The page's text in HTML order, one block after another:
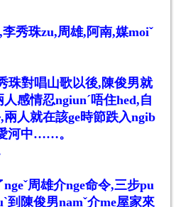
秀珠zu,周雄,阿南,媒moiˇ
珠對唱山歌以後,陳俊男就
感情忍ngiunˊ唔住hed,自
人就在該ge時節跌入ngib
河中……。
周雄介nge命令,三步pu
到陳俊男namˇ介me屋家來